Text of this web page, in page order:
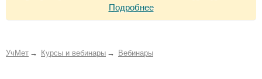
Подробнее
УчМет Курсы и вебинары Вебинары